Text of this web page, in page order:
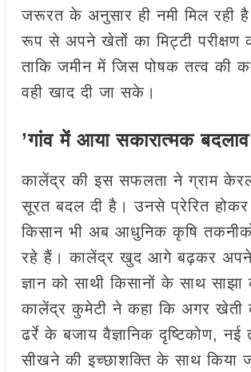
जरूरत के अनुसार ही नमी मिल रही
रूप से अपने खेतों का मिट्टी परीक्षण
ताकि जमीन में जिस पोषक तत्व की
वही खाद दी जा सके।
’गांव में आया सकारात्मक
कालेंद्र की इस सफलता ने ग्राम
सूरत बदल दी है। उनसे प्रेरित
किसान भी अब आधुनिक कृषि
रहे हैं। कालेंद्र खुद आगे बढ़कर
ज्ञान को साथी किसानों के साथ
कालेंद्र कुमेटी ने कहा कि अगर खेती
ढर्रे के बजाय वैज्ञानिक दृष्टिकोण,
सीखने की इच्छाशक्ति के साथ किया